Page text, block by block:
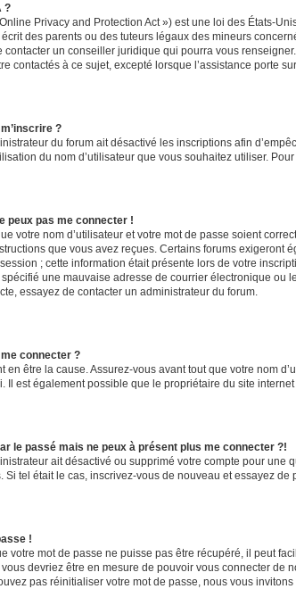
?
Privacy and Protection Act ») est une loi des États-
des parents ou des tuteurs légaux des mineurs
un conseiller juridique qui pourra vous
contactés à ce sujet, excepté lorsque l’assistance porte
?
du forum ait désactivé les inscriptions afin
du nom d’utilisateur que vous souhaitez utiliser.
peux pas me connecter !
votre nom d’utilisateur et votre mot de passe soient
que vous avez reçues. Certains forums exigeront
; cette information était présente lors de votre
une mauvaise adresse de courrier électronique ou
essayez de contacter un administrateur du forum.
connecter ?
en être la cause. Assurez-vous avant tout que votre nom
Il est également possible que le propriétaire du site
le passé mais ne peux à présent plus me connecter ?!
ait désactivé ou supprimé votre compte pour
Si tel était le cas, inscrivez-vous de nouveau et essayez de
!
votre mot de passe ne puisse pas être récupéré, il peut
devriez être en mesure de pouvoir vous connecter de
pas réinitialiser votre mot de passe, nous vous